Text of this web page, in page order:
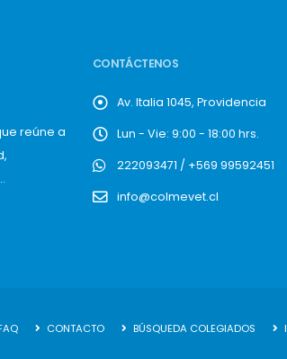
reúne a
CONTÁCTENOS
Av. Italia 1045, Providencia
Lun - Vie: 9:00 - 18:00 hrs.
222093471 / +569 99592451
info@colmevet.cl
CONTACTO BÚSQUEDA COLEGIADOS